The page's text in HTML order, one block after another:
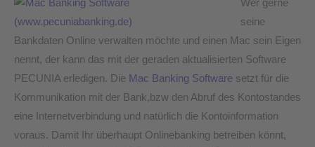
Wer gerne
seine
Bankdaten Online verwalten möchte und einen Mac sein Eigen
nennt, der kann das mit der geraden aktualisierten Software
PECUNIA erledigen. Die Mac Banking Software setzt für die
Kommunikation mit der Bank,bzw den Abruf des Kontostandes
eine Internetverbindung und natürlich die Kontoinformation
voraus. Damit Ihr überhaupt Onlinebanking betreiben könnt,